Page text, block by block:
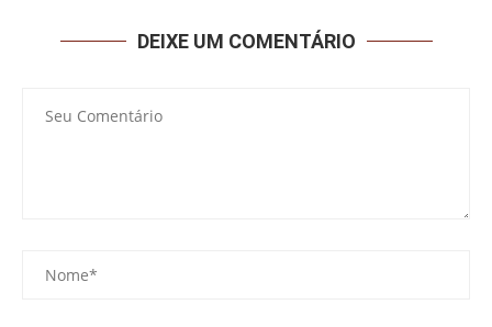
DEIXE UM COMENTÁRIO